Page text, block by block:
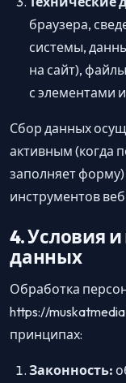
браузера,
системы,
на сайт),
с элементами
Сбор данных
активным (когда
заполняет
инструментов
4. Условия
данных
Обработка
https://
принципах:
Законность: